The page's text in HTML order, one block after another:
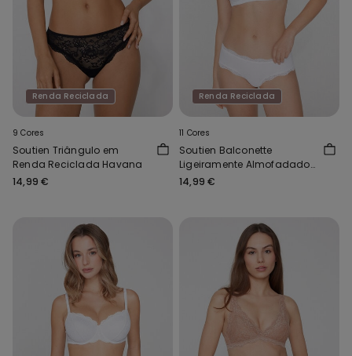
Renda Reciclada
9 Cores
Soutien Triângulo em
Renda Reciclada Havana
14,99 €
Renda Reciclada
11 Cores
Soutien Balconette
Ligeiramente Almofadado
Renda Reciclada Wien
14,99 €